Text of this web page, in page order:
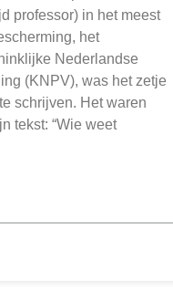
professor) in het meest
het
Nederlandse
(KNPV), was het zetje
schrijven. Het waren
tekst: “Wie weet